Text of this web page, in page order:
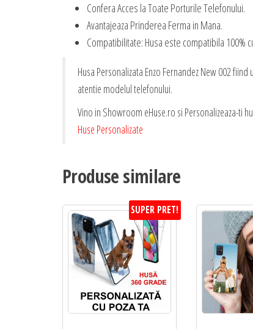
Confera Acces la Toate Porturile Telefonului.
Avantajeaza Prinderea Ferma in Mana.
Compatibilitate: Husa este compatibila 100%
Husa Personalizata Enzo Fernandez New 002
atentie modelul telefonului.
Vino in Showroom eHuse.ro si Personalizeaza-ti
Huse Personalizate
Produse similare
SUPER PRET!